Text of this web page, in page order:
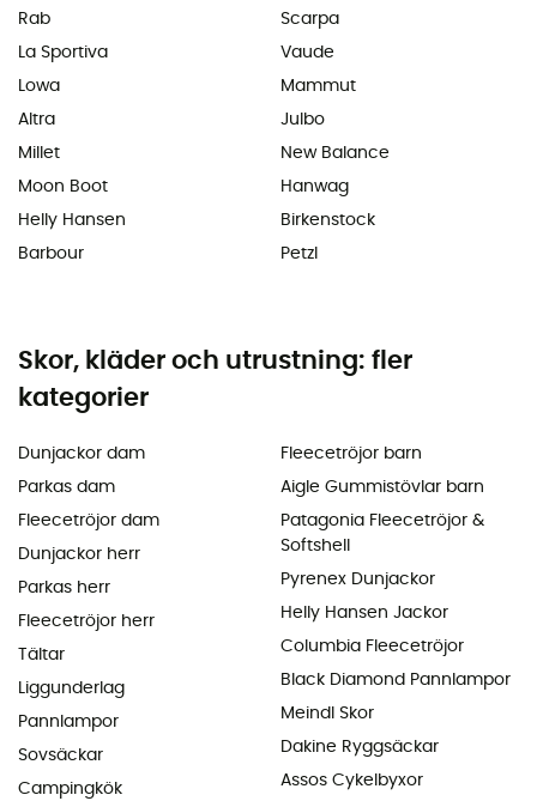
Rab
La Sportiva
Lowa
Altra
Millet
Moon Boot
Helly Hansen
Barbour
Scarpa
Vaude
Mammut
Julbo
New Balance
Hanwag
Birkenstock
Petzl
Skor, kläder och utrustning: fler
kategorier
Dunjackor dam
Parkas dam
Fleecetröjor dam
Dunjackor herr
Parkas herr
Fleecetröjor herr
Tältar
Liggunderlag
Pannlampor
Sovsäckar
Campingkök
Fleecetröjor barn
Aigle Gummistövlar barn
Patagonia Fleecetröjor &
Softshell
Pyrenex Dunjackor
Helly Hansen Jackor
Columbia Fleecetröjor
Black Diamond Pannlampor
Meindl Skor
Dakine Ryggsäckar
Assos Cykelbyxor